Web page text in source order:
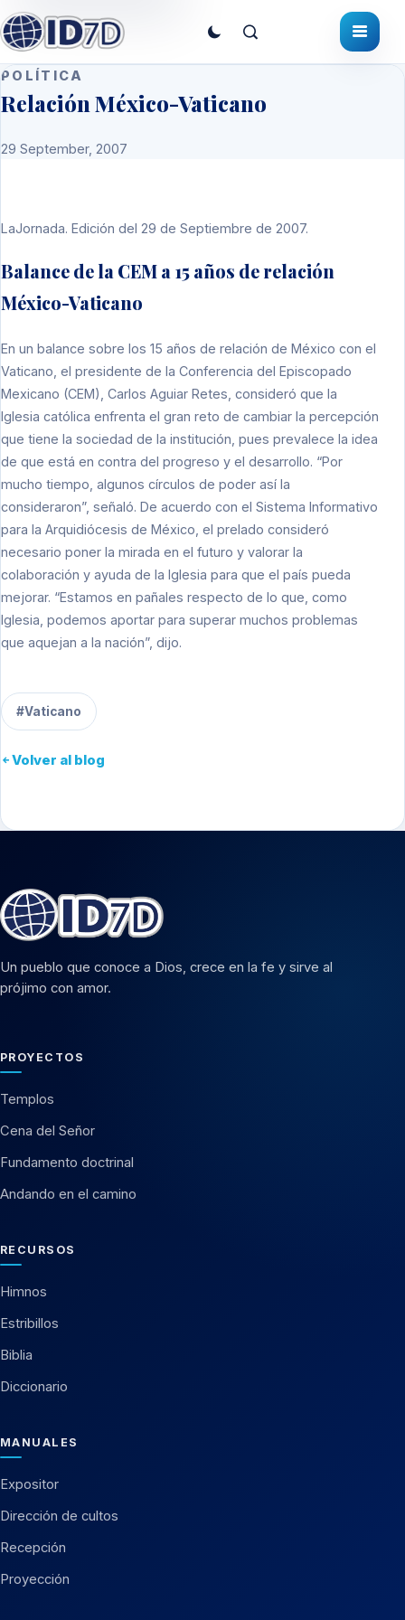
POLÍTICA
Relación México-Vaticano
29 September, 2007
LaJornada. Edición del 29 de Septiembre de 2007.
Balance de la CEM a 15 años de relación
México-Vaticano
En un balance sobre los 15 años de relación de México con el
Vaticano, el presidente de la Conferencia del Episcopado
Mexicano (CEM), Carlos Aguiar Retes, consideró que la
Iglesia católica enfrenta el gran reto de cambiar la percepción
que tiene la sociedad de la institución, pues prevalece la idea
de que está en contra del progreso y el desarrollo. “Por
mucho tiempo, algunos círculos de poder así la
consideraron”, señaló. De acuerdo con el Sistema Informativo
para la Arquidiócesis de México, el prelado consideró
necesario poner la mirada en el futuro y valorar la
colaboración y ayuda de la Iglesia para que el país pueda
mejorar. “Estamos en pañales respecto de lo que, como
Iglesia, podemos aportar para superar muchos problemas
que aquejan a la nación”, dijo.
#Vaticano
Volver al blog
Un pueblo que conoce a Dios, crece en la fe y sirve al
prójimo con amor.
PROYECTOS
Templos
Cena del Señor
Fundamento doctrinal
Andando en el camino
RECURSOS
Himnos
Estribillos
Biblia
Diccionario
MANUALES
Expositor
Dirección de cultos
Recepción
Proyección